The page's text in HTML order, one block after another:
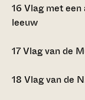
16 Vlag met een
leeuw
17Vlag van de
18 Vlag van de